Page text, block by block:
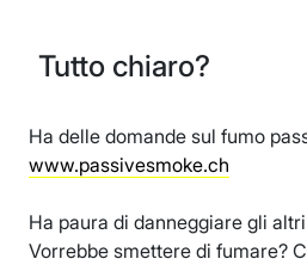
Tutto chiaro?
Ha delle domande sul fumo
www.passivesmoke.ch
Ha paura di danneggiare gli
Vorrebbe smettere di fumare?